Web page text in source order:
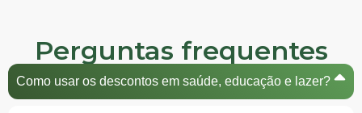
Perguntas frequentes
Como usar os descontos em saúde, educação e lazer?